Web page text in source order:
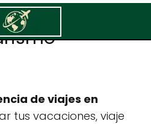
Morelia -
de viajes en
tus vacaciones, viaje